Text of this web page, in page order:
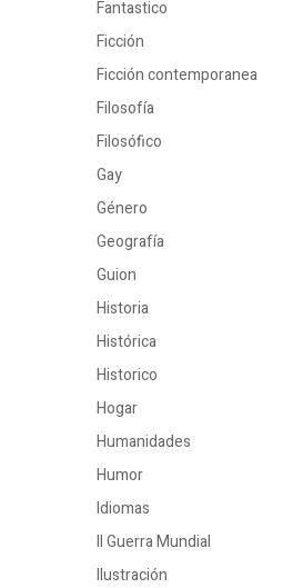
Fantastico
Ficción
Ficción contemporanea
Filosofía
Filosófico
Gay
Género
Geografía
Guion
Historia
Histórica
Historico
Hogar
Humanidades
Humor
Idiomas
II Guerra Mundial
Ilustración